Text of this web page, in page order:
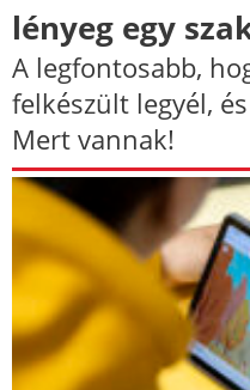
lényeg egy
A legfontosabb,
felkészült legyél,
Mert vannak!